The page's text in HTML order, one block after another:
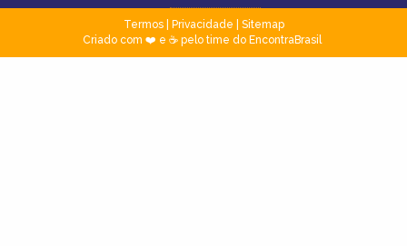
Termos| Privacidade
Sitemap
Criado com ❤️ e ☕ pelo time do EncontraBrasil